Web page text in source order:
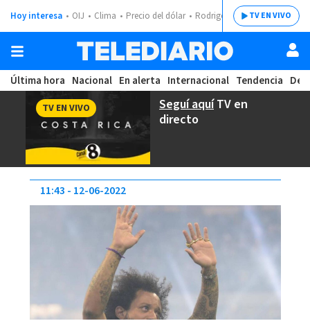
Hoy interesa OIJ Clima Precio del dólar Rodrigo ChavesTV EN VIVO
Última hora Nacional En alerta Internacional Tendencia
Seguí aquíTV en
directo
TV EN VIVO
11:43 12-06-2022